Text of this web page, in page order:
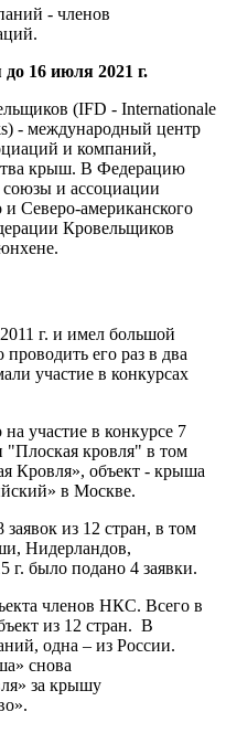
- членов
16 июля 2021 г.
(IFD - Internationale
- международный центр
и компаний,
крыш. В Федерацию
и ассоциации
Северо-американского
Кровельщиков
г. и имел большой
его раз в два
участие в конкурсах
участие в конкурсе 7
"Плоская кровля" в том
Кровля», объект - крыша
в Москве.
из 12 стран, в том
Нидерландов,
г. было подано 4 заявки.
членов НКС. Всего в
из 12 стран. В
одна – из России.
снова
за крышу